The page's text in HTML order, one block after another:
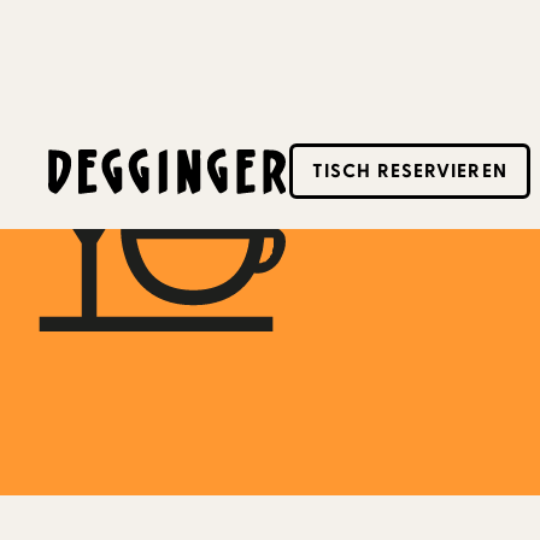
Dieses Event hat schon stattgefunden! Schaue
TISCH RESERVIEREN
7.5.2023 -7.5.2023